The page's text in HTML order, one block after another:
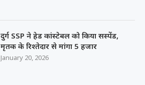
दुर्ग SSP ने हेड कांस्टेबल को किया सस्पेंड,
मृतक के रिश्तेदार से मांगा 5 हजार
January 20, 2026